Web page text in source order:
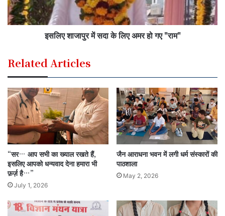
इसलिए शाजापुर में सदा के लिए अमर हो गए "राम"
Related Articles
“सर… आप सभी का ख्याल रखते हैं,
इसलिए आपको धन्यवाद देना हमारा भी
फ़र्ज़ है…”
July 1, 2026
जैन आराधना भवन में लगी धर्म संस्कारों की
पाठशाला
May 2, 2026